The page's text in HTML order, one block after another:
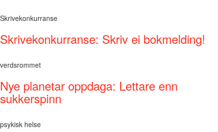
Skrivekonkurranse
Skrivekonkurranse: Skriv ei bokmelding!
verdsrommet
Nye planetar oppdaga: Lettare enn
sukkerspinn
psykisk helse